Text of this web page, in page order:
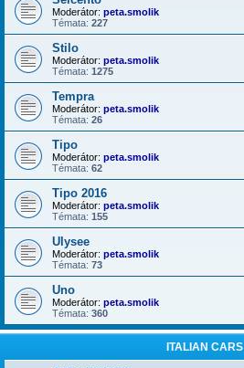
Moderátor: peta.smolik
Témata: 227
Stilo
Moderátor: peta.smolik
Témata: 1275
Tempra
Moderátor: peta.smolik
Témata: 26
Tipo
Moderátor: peta.smolik
Témata: 62
Tipo 2016
Moderátor: peta.smolik
Témata: 155
Ulysee
Moderátor: peta.smolik
Témata: 73
Uno
Moderátor: peta.smolik
Témata: 360
ITALIAN CARS